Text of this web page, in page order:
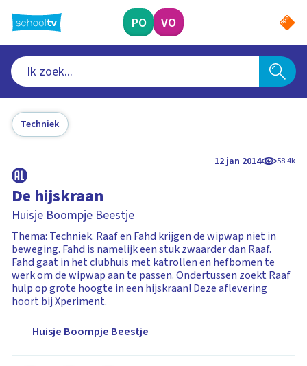
naar
hoofdinhoud
PO VO
Techniek
12 jan 2014 58.4k
De hijskraan
Huisje Boompje Beestje
Thema: Techniek. Raaf en Fahd krijgen de wipwap niet in
beweging. Fahd is namelijk een stuk zwaarder dan Raaf.
Fahd gaat in het clubhuis met katrollen en hefbomen te
werk om de wipwap aan te passen. Ondertussen zoekt Raaf
hulp op grote hoogte in een hijskraan! Deze aflevering
hoort bij Xperiment.
Huisje Boompje Beestje